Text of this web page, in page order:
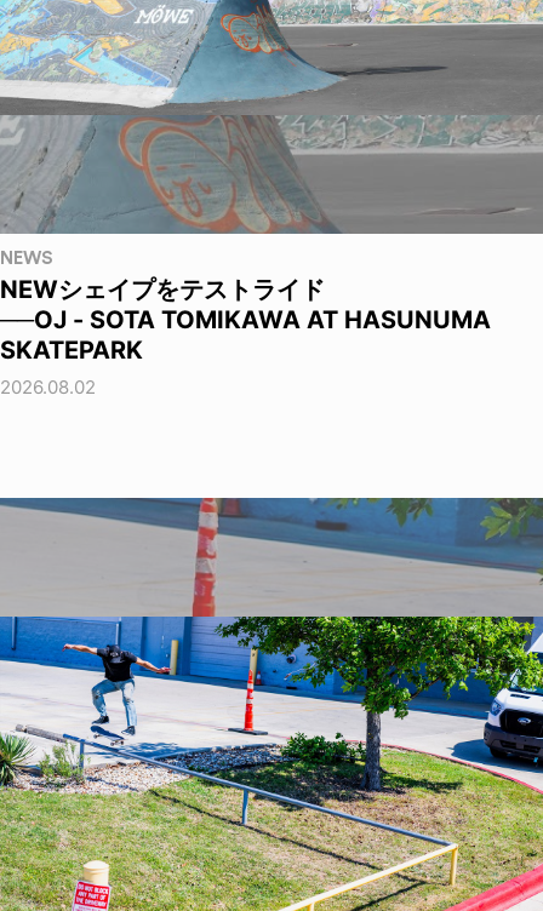
NEWS
NEWシェイプをテストライド
──OJ - SOTA TOMIKAWA AT HASUNUMA
SKATEPARK
2026.08.02